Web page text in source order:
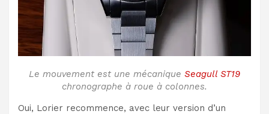
Le mouvement est une mécanique Seagull ST19
chronographe à roue à colonnes.
Oui, Lorier recommence, avec leur version d’un